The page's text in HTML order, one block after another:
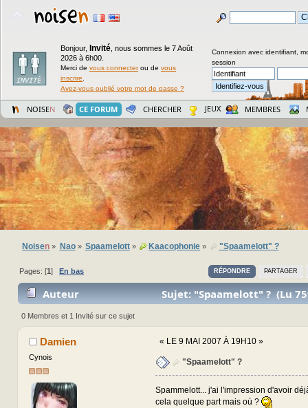
Bonjour, Invité nous sommes le 7 Août
2026 à 6h00.
Merci de vous connecterou de vous
inscrire
Avez-vous oublié votre mot de passe ?
Connexion avec identifiant,
session
NOISEN CE FORUM CHERCHER JEUX MEMBRES
Noisen » Nao» Spaamelott» Kaacophonie » "Spaamelott" ?
RÉPONDRE PARTAGER
Pages: [1]En bas
Auteur Sujet: "Spaamelott" ? (Lu
0 Membres et 1 Invité sur ce sujet
Damien
Cynois
« LE 9 MAI 2007 À 19H10 »
"Spaamelott" ?
Spammelott... j'ai l'impression d'avoir
cela quelque part mais où ?